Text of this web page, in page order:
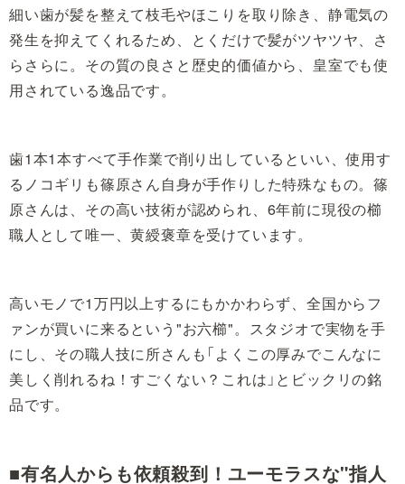
細い歯が髪を整えて枝毛やほこりを取り除き、静電気の
発生を抑えてくれるため、とくだけで髪がツヤツヤ、さ
らさらに。その質の良さと歴史的価値から、皇室でも使
用されている逸品です。
歯1本1本すべて手作業で削り出しているといい、使用す
るノコギリも篠原さん自身が手作りした特殊なもの。篠
原さんは、その高い技術が認められ、6年前に現役の櫛
職人として唯一、黄綬褒章を受けています。
高いモノで1万円以上するにもかかわらず、全国からフ
ァンが買いに来るという"お六櫛"。スタジオで実物を手
にし、その職人技に所さんも「よくこの厚みでこんなに
美しく削れるね！すごくない？これは」とビックリの銘
品です。
■有名人からも依頼殺到！ユーモラスな"指人